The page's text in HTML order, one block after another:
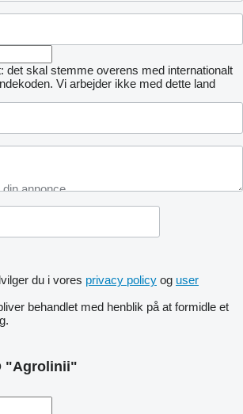
det skal stemme overens med internationalt
Vi arbejder ikke med dette land
du i vores privacy policy og user
behandlet med henblik på at formidle et
"Agrolinii"